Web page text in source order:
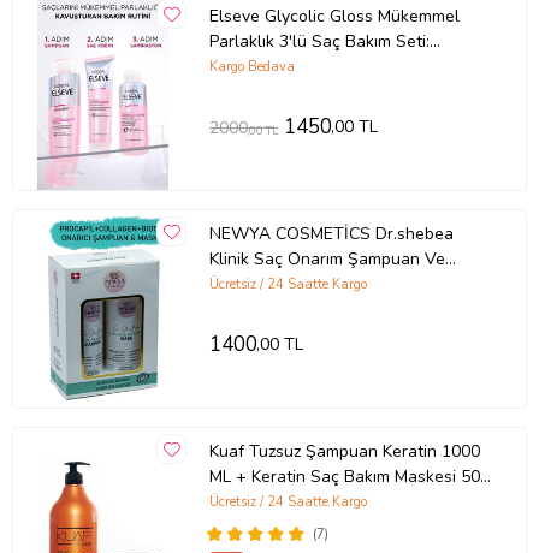
Elseve Glycolic Gloss Mükemmel
Parlaklık 3'lü Saç Bakım Seti:
Şampuan , Saç Kremi, Laminasyon
Kargo Bedava
2000,00 TL 1450,00 TL
NEWYA COSMETİCS Dr.shebea
Klinik Saç Onarım Şampuan Ve
Maske
Ücretsiz / 24 Saatte Kargo
1400,00 TL
Kuaf Tuzsuz Şampuan Keratin 1000
ML + Keratin Saç Bakım Maskesi 500
ML SET
(7)
Ücretsiz / 24 Saatte Kargo